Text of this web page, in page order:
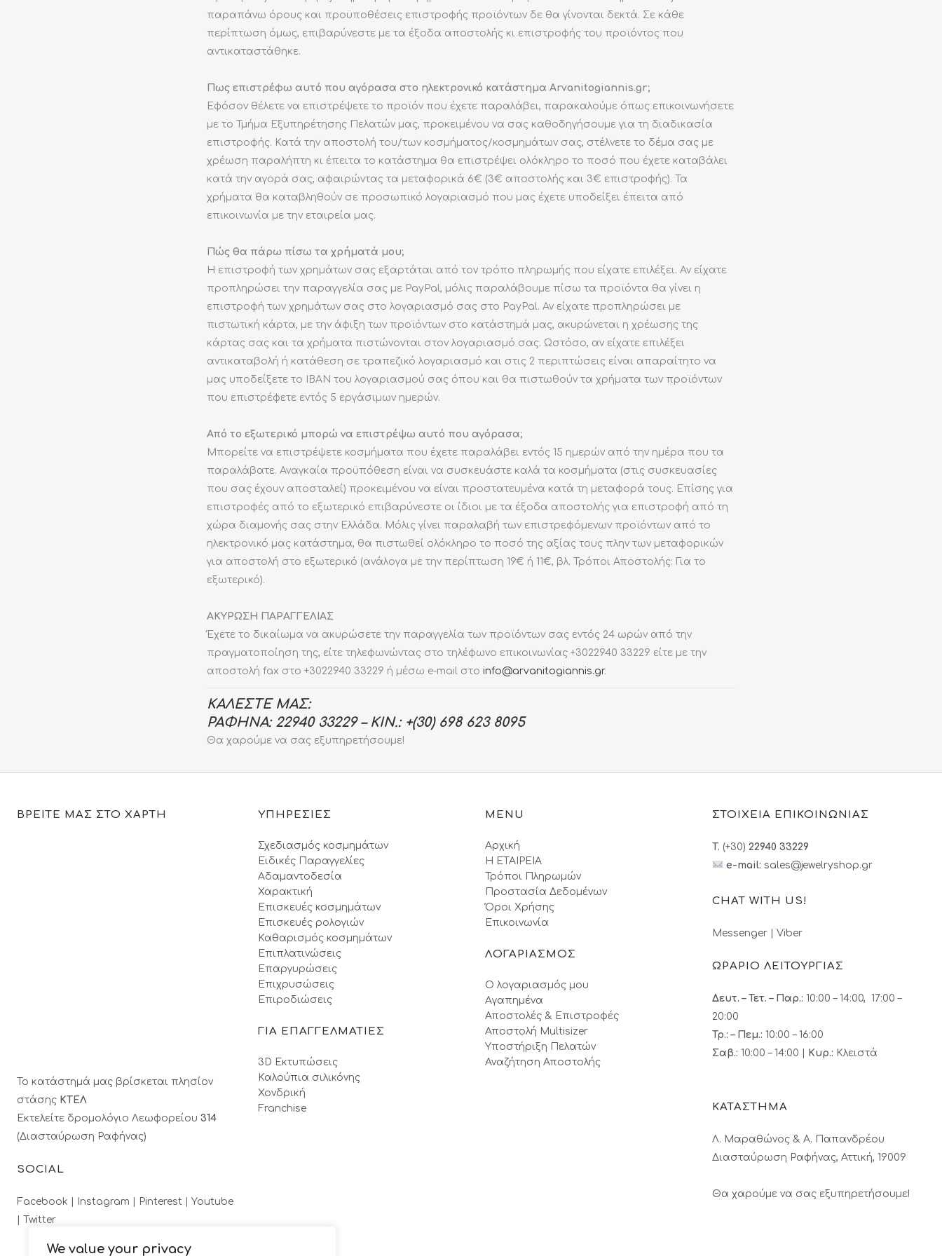
We value your privacy
παραπάνω όρους και προϋποθέσεις επιστροφής προϊόντων δε θα γίνονται δεκτά. Σε κάθε
περίπτωση όμως, επιβαρύνεστε με τα έξοδα αποστολής κι επιστροφής του προϊόντος που
αντικαταστάθηκε.
Πως επιστρέφω αυτό που αγόρασα στο ηλεκτρονικό κατάστημα Arvanitogiannis.gr;
Εφόσον θέλετε να επιστρέψετε το προϊόν που έχετε παραλάβει, παρακαλούμε όπως επικοινωνήσετε
με το Τμήμα Εξυπηρέτησης Πελατών μας, προκειμένου να σας καθοδηγήσουμε για τη διαδικασία
επιστροφής. Κατά την αποστολή του/των κοσμήματος/κοσμημάτων σας, στέλνετε το δέμα σας με
χρέωση παραλήπτη κι έπειτα το κατάστημα θα επιστρέψει ολόκληρο το ποσό που έχετε καταβάλει
κατά την αγορά σας, αφαιρώντας τα μεταφορικά 6€ (3€ αποστολής και 3€ επιστροφής). Τα
χρήματα θα καταβληθούν σε προσωπικό λογαριασμό που μας έχετε υποδείξει έπειτα από
επικοινωνία με την εταιρεία μας.
Πώς θα πάρω πίσω τα χρήματά μου;
Η επιστροφή των χρημάτων σας εξαρτάται από τον τρόπο πληρωμής που είχατε επιλέξει. Αν είχατε
προπληρώσει την παραγγελία σας με PayPal, μόλις παραλάβουμε πίσω τα προϊόντα θα γίνει η
επιστροφή των χρημάτων σας στο λογαριασμό σας στο PayPal. Αν είχατε προπληρώσει με
πιστωτική κάρτα, με την άφιξη των προϊόντων στο κατάστημά μας, ακυρώνεται η χρέωσης της
κάρτας σας και τα χρήματα πιστώνονται στον λογαριασμό σας. Ωστόσο, αν είχατε επιλέξει
αντικαταβολή ή κατάθεση σε τραπεζικό λογαριασμό και στις 2 περιπτώσεις είναι απαραίτητο να
μας υποδείξετε το IBAN του λογαριασμού σας όπου και θα πιστωθούν τα χρήματα των προϊόντων
που επιστρέφετε εντός 5 εργάσιμων ημερών.
Από το εξωτερικό μπορώ να επιστρέψω αυτό που αγόρασα;
Μπορείτε να επιστρέψετε κοσμήματα που έχετε παραλάβει εντός 15 ημερών από την ημέρα που τα
παραλάβατε. Αναγκαία προϋπόθεση είναι να συσκευάστε καλά τα κοσμήματα (στις συσκευασίες
που σας έχουν αποσταλεί) προκειμένου να είναι προστατευμένα κατά τη μεταφορά τους. Επίσης για
επιστροφές από το εξωτερικό επιβαρύνεστε οι ίδιοι με τα έξοδα αποστολής για επιστροφή από τη
χώρα διαμονής σας στην Ελλάδα. Μόλις γίνει παραλαβή των επιστρεφόμενων προϊόντων από το
ηλεκτρονικό μας κατάστημα, θα πιστωθεί ολόκληρο το ποσό της αξίας τους πλην των μεταφορικών
για αποστολή στο εξωτερικό (ανάλογα με την περίπτωση 19€ ή 11€, βλ. Τρόποι Αποστολής: Για το
εξωτερικό).
ΑΚΥΡΩΣΗ ΠΑΡΑΓΓΕΛΙΑΣ
Έχετε το δικαίωμα να ακυρώσετε την παραγγελία των προϊόντων σας εντός 24 ωρών από την
πραγματοποίηση της, είτε τηλεφωνώντας στο τηλέφωνο επικοινωνίας +3022940 33229 είτε με την
αποστολή fax στο +3022940 33229 ή μέσω e-mail στο info@arvanitogiannis.gr.
ΚΑΛΕΣΤΕ ΜΑΣ:
ΡΑΦΗΝΑ: 22940 33229 – ΚΙΝ.: +(30) 698 623 8095
Θα χαρούμε να σας εξυπηρετήσουμε!
ΒΡΕΙΤΕ ΜΑΣ ΣΤΟ ΧΑΡΤΗ
Το κατάστημά μας βρίσκεται πλησίον
στάσης ΚΤΕΛ
Εκτελείτε δρομολόγιο Λεωφορείου 314
(Διασταύρωση Ραφήνας)
SOCIAL
Facebook | Instagram | Pinterest | Youtube
Twitter
ΥΠΗΡΕΣΙΕΣ
Σχεδιασμός κοσμημάτων
Ειδικές Παραγγελίες
Αδαμαντοδεσία
Χαρακτική
Επισκευές κοσμημάτων
Επισκευές ρολογιών
Καθαρισμός κοσμημάτων
Επιπλατινώσεις
Επαργυρώσεις
Επιχρυσώσεις
Επιροδιώσεις
ΓΙΑ ΕΠΑΓΓΕΛΜΑΤΙΕΣ
3D Εκτυπώσεις
Καλούπια σιλικόνης
Χονδρική
Franchise
MENU
Αρχική
Η ΕΤΑΙΡΕΙΑ
Τρόποι Πληρωμών
Προστασία Δεδομένων
Όροι Xρήσης
Επικοινωνία
ΛΟΓΑΡΙΑΣΜΟΣ
Ο λογαριασμός μου
Αγαπημένα
Αποστολές & Επιστροφές
Αποστολή Multisizer
Υποστήριξη Πελατών
Αναζήτηση Αποστολής
ΣΤΟΙΧΕΙΑ ΕΠΙΚΟΙΝΩΝΙΑΣ
T. (+30) 22940 33229
e-mail: sales@jewelryshop.gr
CHAT WITH US!
Messenger Viber
ΩΡΑΡΙΟ ΛΕΙΤΟΥΡΓΙΑΣ
Δευτ. – Τετ. – Παρ.: 10:00 – 14:00, 17:00 –
20:00
Τρ.: – Πεμ.: 10:00 – 16:00
Σαβ.: 10:00 – 14:00 | Κυρ.: Κλειστά
ΚΑΤΑΣΤΗΜΑ
Λ. Μαραθώνος & A. Παπανδρέου
Διασταύρωση Ραφήνας, Αττική, 19009
Θα χαρούμε να σας εξυπηρετήσουμε!